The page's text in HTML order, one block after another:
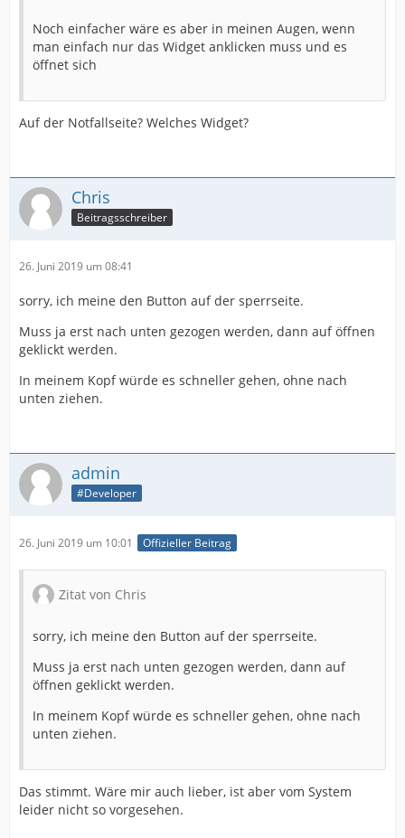
Noch einfacher wäre es aber in meinen Augen, wenn
man einfach nur das Widget anklicken muss und es
öffnet sich
Auf der Notfallseite? Welches Widget?
Chris
Beitragsschreiber
26. Juni 2019 um 08:41
sorry, ich meine den Button auf der sperrseite.
Muss ja erst nach unten gezogen werden, dann auf öffnen
geklickt werden.
In meinem Kopf würde es schneller gehen, ohne nach
unten ziehen.
admin
#Developer
26. Juni 2019 um 10:01 Offizieller Beitrag
Zitat von Chris
sorry, ich meine den Button auf der sperrseite.
Muss ja erst nach unten gezogen werden, dann auf
öffnen geklickt werden.
In meinem Kopf würde es schneller gehen, ohne nach
unten ziehen.
Das stimmt. Wäre mir auch lieber, ist aber vom System
leider nicht so vorgesehen.